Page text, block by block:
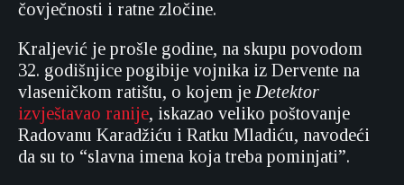
čovječnosti i ratne zločine.
Kraljević je prošle godine, na skupu povodom
32. godišnjice pogibije vojnika iz Dervente na
vlaseničkom ratištu, o kojem je Detektor
izvještavao ranije, iskazao veliko poštovanje
Radovanu Karadžiću i Ratku Mladiću, navodeći
da su to “slavna imena koja treba pominjati”.